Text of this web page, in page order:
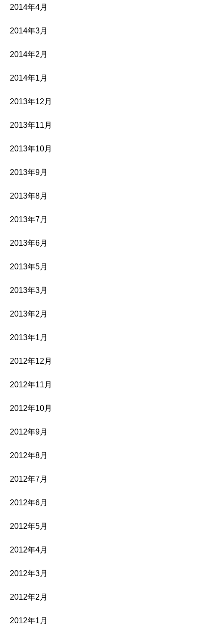
2014年4月
2014年3月
2014年2月
2014年1月
2013年12月
2013年11月
2013年10月
2013年9月
2013年8月
2013年7月
2013年6月
2013年5月
2013年3月
2013年2月
2013年1月
2012年12月
2012年11月
2012年10月
2012年9月
2012年8月
2012年7月
2012年6月
2012年5月
2012年4月
2012年3月
2012年2月
2012年1月